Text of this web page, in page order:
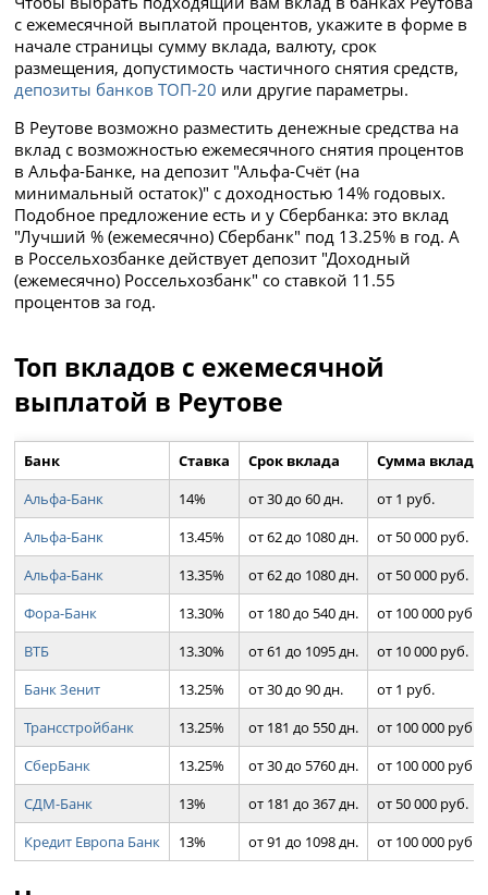
с ежемесячной выплатой процентов, укажите в форме в
начале страницы сумму вклада, валюту, срок
размещения, допустимость частичного снятия средств,
депозиты банков ТОП-20 или другие параметры.
В Реутове возможно разместить денежные средства на
вклад с возможностью ежемесячного снятия процентов
в Альфа-Банке, на депозит "Альфа-Счёт (на
минимальный остаток)" с доходностью 14% годовых.
Подобное предложение есть и у Сбербанка: это вклад
"Лучший % (ежемесячно) Сбербанк" под 13.25% в год. А
в Россельхозбанке действует депозит "Доходный
(ежемесячно) Россельхозбанк" со ставкой 11.55
процентов за год.
Топ вкладов с ежемесячной
выплатой в Реутове
Банк Ставка Срок вклада
Сумма вклада
Альфа-Банк
14% от 30 до 60 дн.
от 1 руб.
Альфа-Банк
13.45% от 62 до 1080 дн.
от 50 000 руб.
Альфа-Банк
13.35% от 62 до 1080 дн.
от 50 000 руб.
Фора-Банк
13.30% от 180 до 540 дн.
от 100 000 руб.
ВТБ
13.30% от 61 до 1095 дн.
от 10 000 руб.
Банк Зенит
13.25% от 30 до 90 дн.
от 1 руб.
Трансстройбанк
13.25% от 181 до 550 дн.
от 100 000 руб.
СберБанк
13.25% от 30 до 5760 дн.
от 100 000 руб.
СДМ-Банк
13% от 181 до 367 дн.
от 50 000 руб.
Кредит Европа Банк
13% от 91 до 1098 дн. от 100 000 руб.